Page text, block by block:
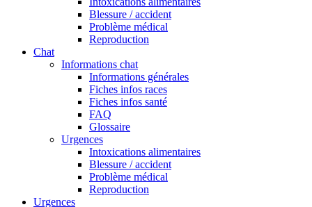
Blessure / accident
Problème médical
Reproduction
Chat
Informations chat
Informations générales
Fiches infos races
Fiches infos santé
FAQ
Glossaire
Urgences
Intoxications alimentaires
Blessure / accident
Problème médical
Reproduction
Urgences